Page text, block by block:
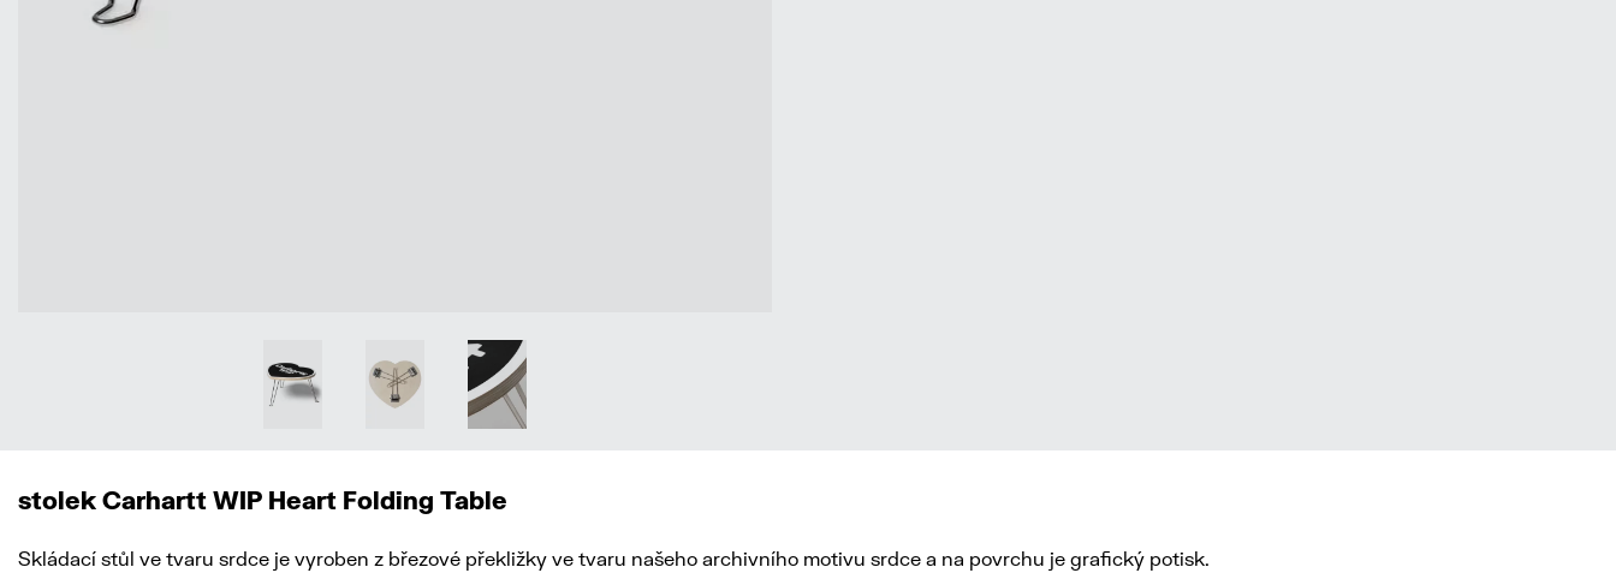
stolek Carhartt WIP Heart Folding Table
Skládací stůl ve tvaru srdce je vyroben z březové překližky ve tvaru našeho archivního motivu srdce a na povrchu je grafický potisk.